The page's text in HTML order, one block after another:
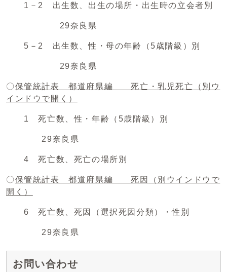
1－2 出生数、出生の場所・出生時の立会者別
29奈良県
5－2 出生数、性・母の年齢（5歳階級）別
29奈良県
〇保管統計表 都道府県編 死亡・乳児死亡 （別ウ
インドウで開く）
1 死亡数、性・年齢（5歳階級）別
29奈良県
4 死亡数、死亡の場所別
〇保管統計表 都道府県編 死因
（別ウインドウで
開く）
6 死亡数、死因（選択死因分類）・性別
29奈良県
お問い合わせ